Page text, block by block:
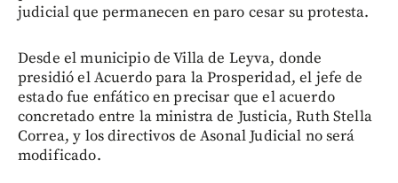
judicial que permanecen en paro cesar su protesta.
Desde el municipio de Villa de Leyva, donde
presidió el Acuerdo para la Prosperidad, el jefe de
estado fue enfático en precisar que el acuerdo
concretado entre la ministra de Justicia, Ruth Stella
Correa, y los directivos de Asonal Judicial no será
modificado.